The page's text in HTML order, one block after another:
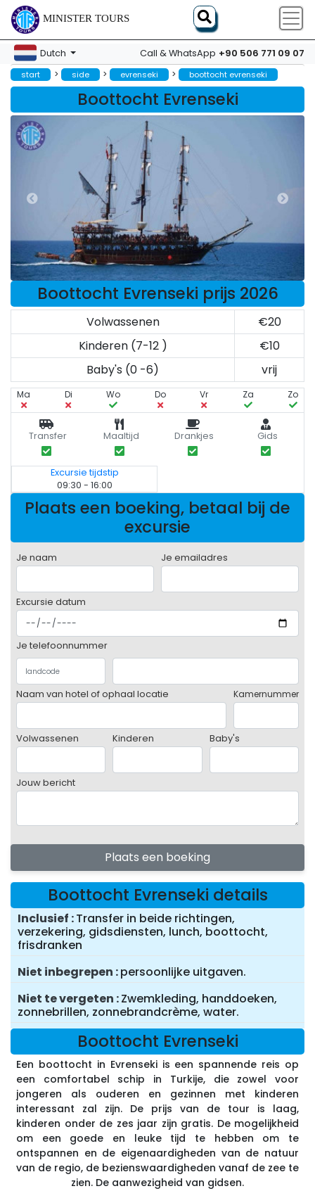
MINISTER TOURS
Dutch Call & WhatsApp +90 506 771 09 07
start > side > evrenseki > boottocht evrenseki
Boottocht Evrenseki
Boottocht Evrenseki prijs 2026
Volwassenen
€20
Kinderen (7-12 )
€10
Baby's (0 -6)
vrij
Ma Di Wo Do Vr Za Zo
Transfer Maaltijd Drankjes Gids
Excursie tijdstip
09:30 - 16:00
Plaats een boeking, betaal bij de
excursie
Je naam Je emailadres
Excursie datum
Je telefoonnummer
Naam van hotel of ophaal locatie Kamernummer
Volwassenen Kinderen Baby's
Jouw bericht
Plaats een boeking
Boottocht Evrenseki details
Inclusief Transfer in beide richtingen,
verzekering, gidsdiensten, lunch, boottocht,
frisdranken
Niet inbegrepen persoonlijke uitgaven.
Niet te vergeten Zwemkleding, handdoeken,
zonnebrillen, zonnebrandcrème, water.
Boottocht Evrenseki
Een boottocht in Evrenseki is een spannende reis op
een comfortabel schip in Turkije, die zowel voor
jongeren als ouderen en gezinnen met kinderen
interessant zal zijn. De prijs van de tour is laag,
kinderen onder de zes jaar zijn gratis. De mogelijkheid
om een goede en leuke tijd te hebben om te
ontspannen en de eigenaardigheden van de natuur
van de regio, de bezienswaardigheden vanaf de zee te
zien. De aanwezigheid van gidsen.